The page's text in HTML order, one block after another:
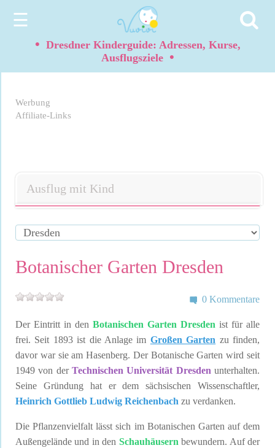
☰
• Dresdner Kinderguide: Adressen, Kurse,
Ausflugsziele •
Werbung
Affiliate-Links
Ausflug mit Kind
Botanischer Garten Dresden
0 Kommentare
Der Eintritt in den Botanischen Garten Dresden ist für alle
frei. Seit 1893 ist die Anlage im Großen Garten zu finden,
davor war sie am Hasenberg. Der Botanische Garten wird seit
1949 von der Technischen Universität Dresden unterhalten.
Seine Gründung hat er dem sächsischen Wissenschaftler,
Heinrich Gottlieb Ludwig Reichenbach zu verdanken.
Die Pflanzenvielfalt lässt sich im Botanischen Garten auf dem
Außengelände und in den Schauhäusern bewundern. Auf der